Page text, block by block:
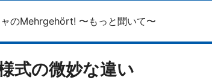
ャのMehrgehört! 〜もっと聞いて〜
式の微妙な違い